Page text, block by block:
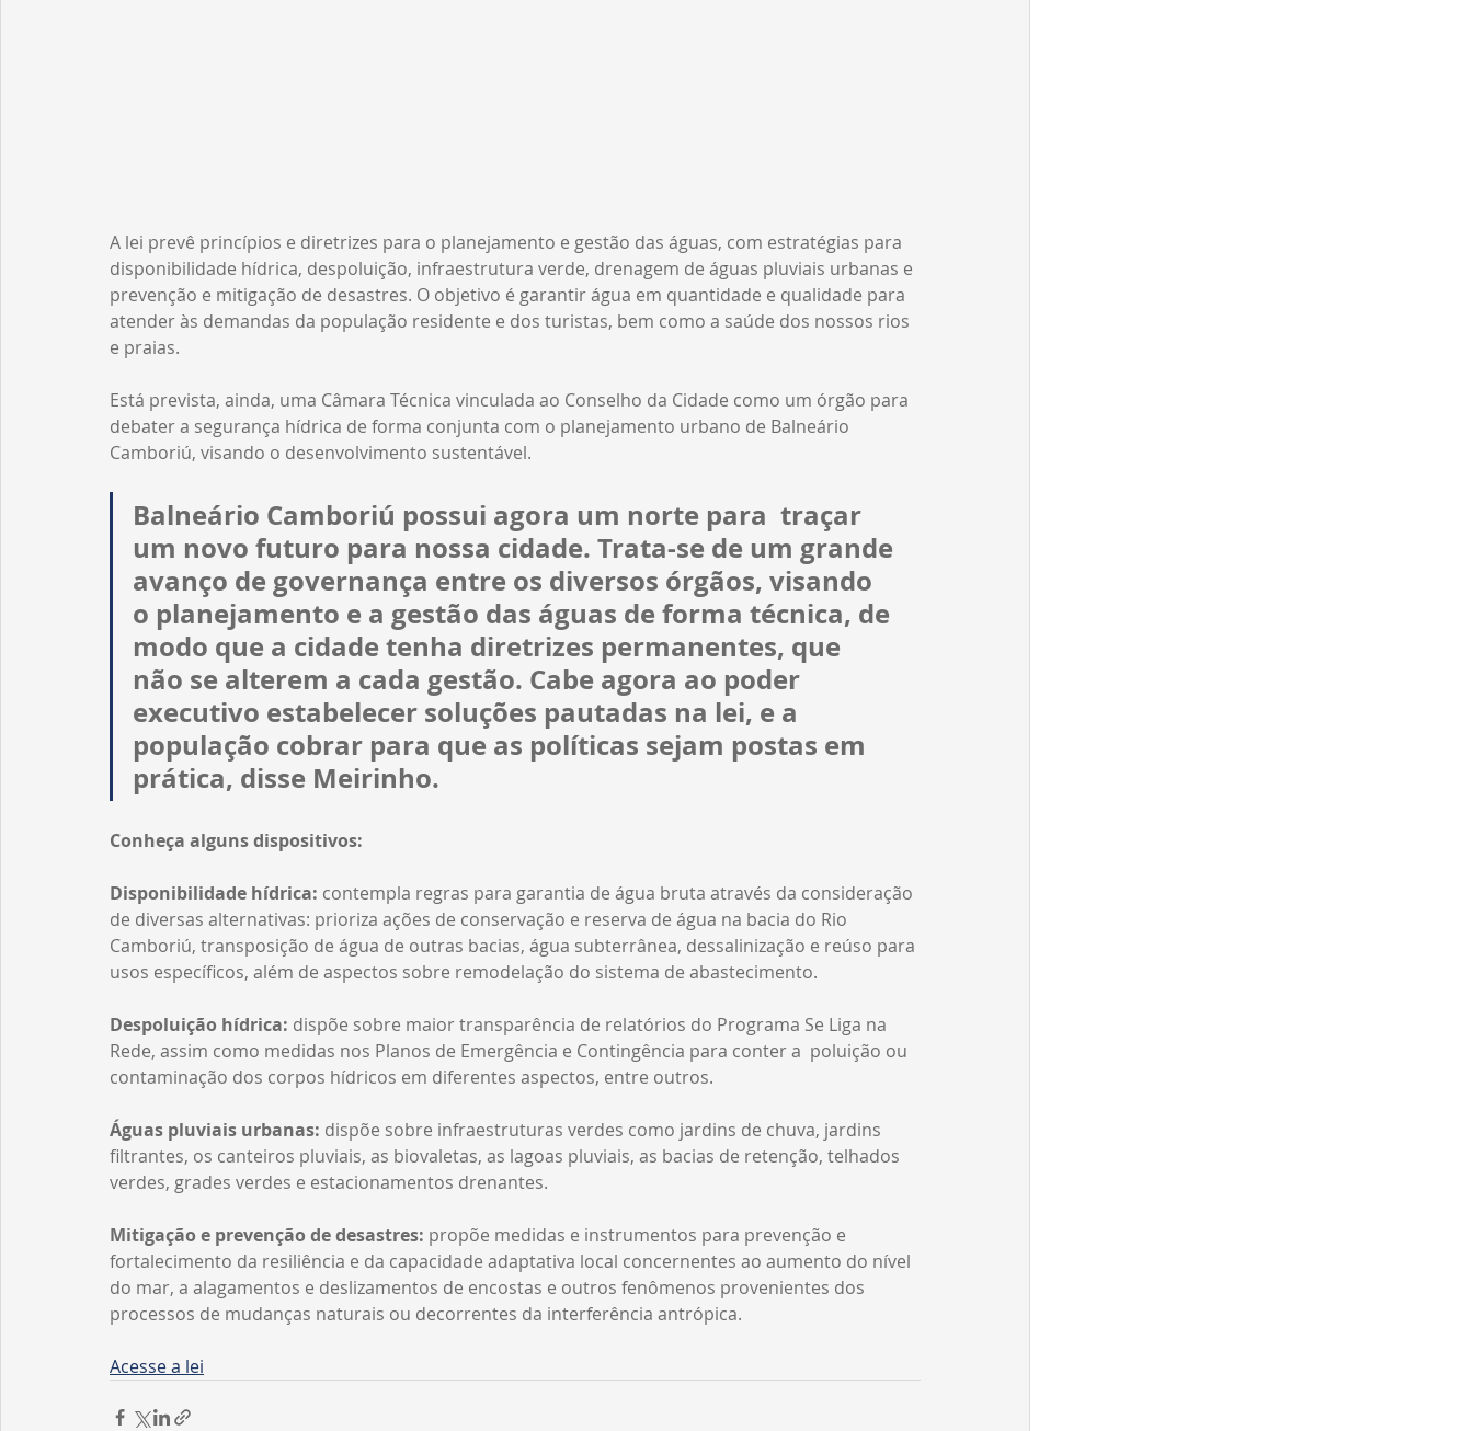
A lei prevê princípios e diretrizes para o planejamento e gestão das águas, com estratégias para
disponibilidade hídrica, despoluição, infraestrutura verde, drenagem de águas pluviais urbanas e
prevenção e mitigação de desastres. O objetivo é garantir água em quantidade e qualidade para
atender às demandas da população residente e dos turistas, bem como a saúde dos nossos rios
e praias.
Está prevista, ainda, uma Câmara Técnica vinculada ao Conselho da Cidade como um órgão para
debater a segurança hídrica de forma conjunta com o planejamento urbano de Balneário
Camboriú, visando o desenvolvimento sustentável.
Balneário Camboriú possui agora um norte para  traçar
um novo futuro para nossa cidade. Trata-se de um grande
avanço de governança entre os diversos órgãos, visando
o planejamento e a gestão das águas de forma técnica, de
modo que a cidade tenha diretrizes permanentes, que
não se alterem a cada gestão. Cabe agora ao poder
executivo estabelecer soluções pautadas na lei, e a
população cobrar para que as políticas sejam postas em
prática, disse Meirinho.
Conheça alguns dispositivos:
Disponibilidade hídrica: contempla regras para garantia de água bruta através da consideração
de diversas alternativas: prioriza ações de conservação e reserva de água na bacia do Rio
Camboriú, transposição de água de outras bacias, água subterrânea, dessalinização e reúso para
usos específicos, além de aspectos sobre remodelação do sistema de abastecimento.
Despoluição hídrica: dispõe sobre maior transparência de relatórios do Programa Se Liga na
Rede, assim como medidas nos Planos de Emergência e Contingência para conter a  poluição ou
contaminação dos corpos hídricos em diferentes aspectos, entre outros.
Águas pluviais urbanas: dispõe sobre infraestruturas verdes como jardins de chuva, jardins
filtrantes, os canteiros pluviais, as biovaletas, as lagoas pluviais, as bacias de retenção, telhados
verdes, grades verdes e estacionamentos drenantes.
Mitigação e prevenção de desastres: propõe medidas e instrumentos para prevenção e
fortalecimento da resiliência e da capacidade adaptativa local concernentes ao aumento do nível
do mar, a alagamentos e deslizamentos de encostas e outros fenômenos provenientes dos
processos de mudanças naturais ou decorrentes da interferência antrópica.
Acesse a lei